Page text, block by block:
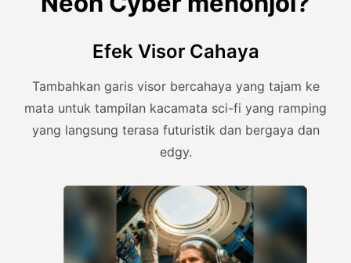
Efek Visor Cahaya
Tambahkan garis visor bercahaya yang tajam ke
mata untuk tampilan kacamata sci-fi yang ramping
yang langsung terasa futuristik dan bergaya dan
edgy.